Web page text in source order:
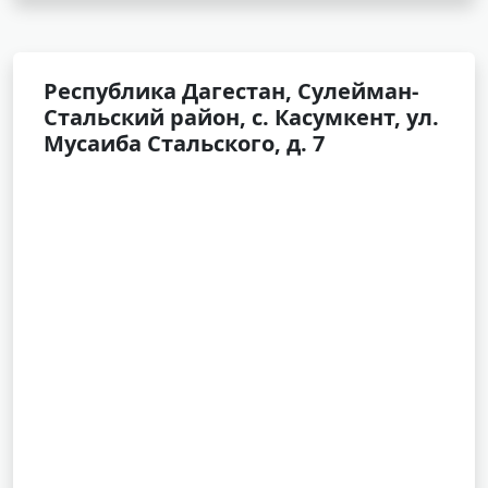
Республика Дагестан, Сулейман-
Стальский район, с. Касумкент, ул.
Мусаиба Стальского, д. 7